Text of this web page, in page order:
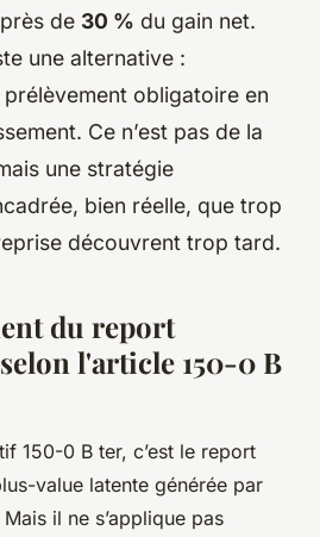
de 30 % du gain net.
une alternative :
obligatoire en
Ce n’est pas de la
une stratégie
bien réelle, que trop
découvrent trop tard.
du report
l'article 150-0 B
150-0 B ter, c’est le report
value latente générée par
il ne s’applique pas